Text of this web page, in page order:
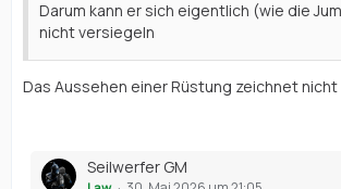
Darum kann er sich eigentlich (wie die
nicht versiegeln
Das Aussehen einer Rüstung zeichnet nicht
Seilwerfer GM